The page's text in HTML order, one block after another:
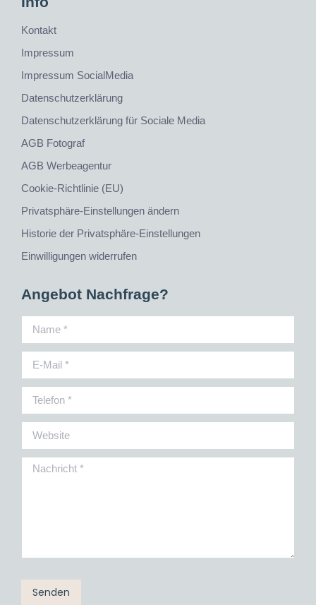
Kontakt
Impressum
Impressum SocialMedia
Datenschutzerklärung
Datenschutzerklärung für Sociale Media
AGB Fotograf
AGB Werbeagentur
Cookie-Richtlinie (EU)
Privatsphäre-Einstellungen ändern
Historie der Privatsphäre-Einstellungen
Einwilligungen widerrufen
Angebot Nachfrage?
Nachricht *
Senden